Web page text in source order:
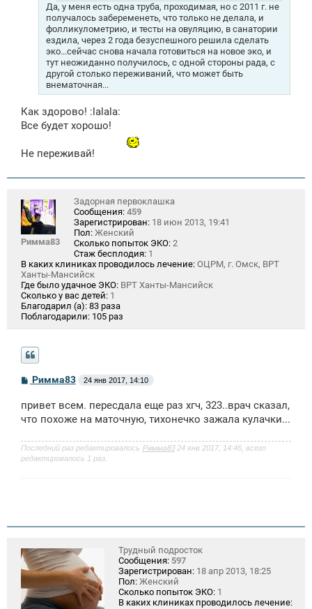
Да, у меня есть одна труба, проходимая, но с 2011 г. не
получалось забеременеть, что только не делала, и
фолликулометрию, и тесты на овуляцию, в санатории
ездила, через 2 года безуспешного решила сделать
эко...сейчас снова начала готовиться на новое эко, и
тут неожиданно получилось, с одной стороны рада, с
другой столько переживаний, что может быть
внематочная...
Как здорово! :lalala:
Все будет хорошо!
Не переживай!
Римма83
Задорная первоклашка
Сообщения: 459
Зарегистрирован: 18 июн 2013, 19:41
Пол: Женский
Сколько попыток ЭКО: 2
Стаж бесплодия: 1
В каких клиниках проводилось лечение: ОЦРМ, г. Омск, ВРТ
Ханты-Мансийск
Где было удачное ЭКО: ВРТ Ханты-Мансийск
Сколько у вас детей: 1
Благодарил (а): 83 раза
Поблагодарили: 105 раз
С
б
щ
и
е
Римма83 24 янв 2017, 14:10
привет всем. пересдала еще раз хгч, 323..врач сказал,
что похоже на маточную, тихонечко зажала кулачки...
Последний раз редактировалось Римма8324 янв 2017, 14:46, всего
редактировалось 1 раз.
Трудный подросток
Сообщения: 597
Зарегистрирован: 18 апр 2013, 18:25
Пол: Женский
Сколько попыток ЭКО: 1
В каких клиниках проводилось лечение: